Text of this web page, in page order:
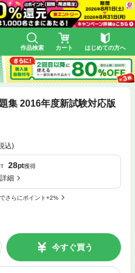
作品検索 カート はじめての方へ
集 2016年度新試験対応版
込)
28pt獲得
細
さらにポイント+2%
今すぐ買う